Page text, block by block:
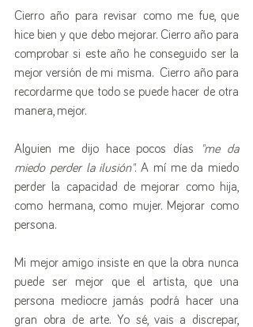
Cierro año para revisar como me fue, que
hice bien y que debo mejorar. Cierro año para
comprobar si este año he conseguido ser la
mejor versión de mi misma.  Cierro año para
recordarme que todo se puede hacer de otra
manera, mejor.
Alguien me dijo hace pocos días
"me da
miedo perder la ilusión". A mí me da miedo
perder la capacidad de mejorar como hija,
como hermana, como mujer. Mejorar como
persona.
Mi mejor amigo insiste en que la obra nunca
puede ser mejor que el artista, que una
persona mediocre jamás podrá hacer una
gran obra de arte. Yo sé, vais a discrepar,